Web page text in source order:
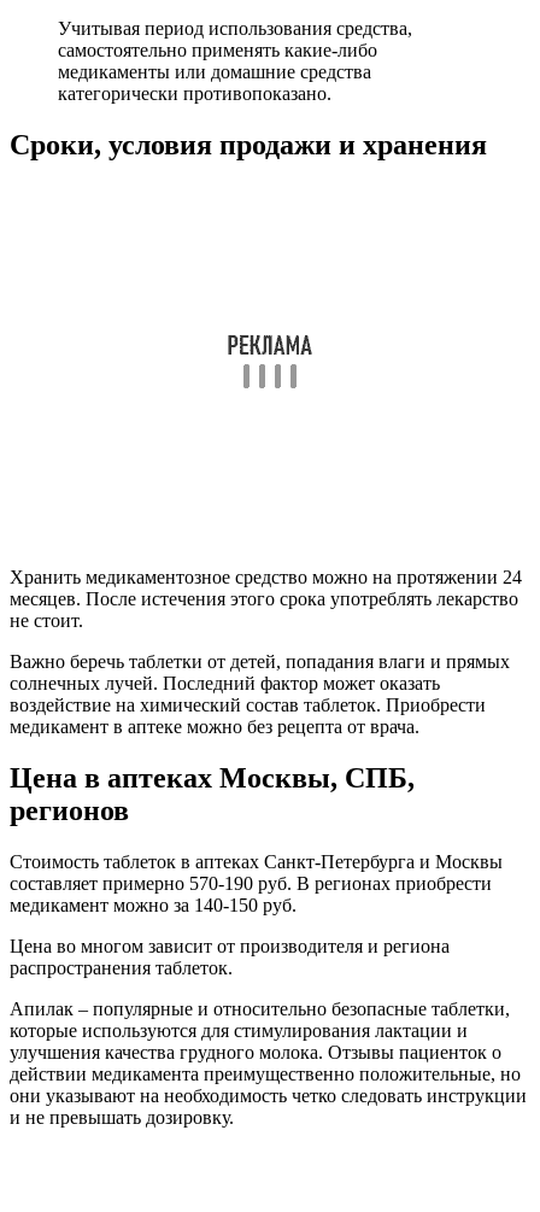
Учитывая период использования средства,
самостоятельно применять какие-либо
медикаменты или домашние средства
категорически противопоказано.
Сроки, условия продажи и хранения
Хранить медикаментозное средство можно на протяжении 24
месяцев. После истечения этого срока употреблять лекарство
не стоит.
Важно беречь таблетки от детей, попадания влаги и прямых
солнечных лучей. Последний фактор может оказать
воздействие на химический состав таблеток. Приобрести
медикамент в аптеке можно без рецепта от врача.
Цена в аптеках Москвы, СПБ,
регионов
Стоимость таблеток в аптеках Санкт-Петербурга и Москвы
составляет примерно 570-190 руб. В регионах приобрести
медикамент можно за 140-150 руб.
Цена во многом зависит от производителя и региона
распространения таблеток.
Апилак – популярные и относительно безопасные таблетки,
которые используются для стимулирования лактации и
улучшения качества грудного молока. Отзывы пациенток о
действии медикамента преимущественно положительные, но
они указывают на необходимость четко следовать инструкции
и не превышать дозировку.